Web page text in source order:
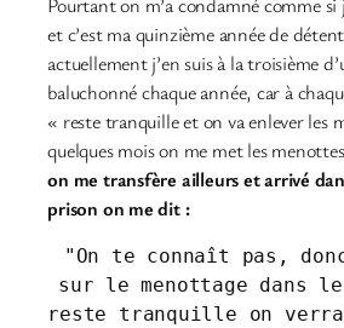
et c’est ma quinzième année de
actuellement j’en suis à la troisième
baluchonné chaque année, car à
« reste tranquille et on va enlever les
quelques mois on me met les
on me transfère ailleurs et arrivé
prison on me dit :
"On te connaît pas,
sur le menottage dans
reste tranquille on